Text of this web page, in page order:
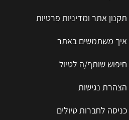
תקנון אתר ומדיניות פרטיות
איך משתמשים באתר
חיפוש שותף/ה לטיול
הצהרת נגישות
כניסה לחברות טיולים